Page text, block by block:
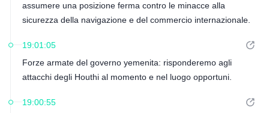
assumere una posizione ferma contro le minacce alla
sicurezza della navigazione e del commercio internazionale.
19:01:05
Forze armate del governo yemenita: risponderemo agli
attacchi degli Houthi al momento e nel luogo opportuni.
19:00:55